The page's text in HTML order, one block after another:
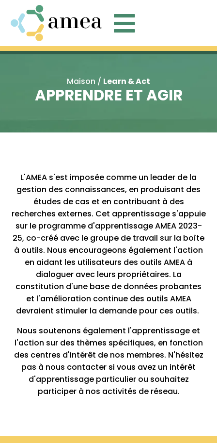

Maison / Learn & Act
APPRENDRE ET AGIR
L'AMEA s'est imposée comme un leader de la
gestion des connaissances, en produisant des
études de cas et en contribuant à des
recherches externes. Cet apprentissage s'appuie
sur le programme d'apprentissage AMEA 2023-
25, co-créé avec le groupe de travail sur la boîte
à outils. Nous encourageons également l'action
en aidant les utilisateurs des outils AMEA à
dialoguer avec leurs propriétaires. La
constitution d'une base de données probantes
et l'amélioration continue des outils AMEA
devraient stimuler la demande pour ces outils.
Nous soutenons également l'apprentissage et
l'action sur des thèmes spécifiques, en fonction
des centres d'intérêt de nos membres. N'hésitez
pas à nous contacter si vous avez un intérêt
d'apprentissage particulier ou souhaitez
participer à nos activités de réseau.